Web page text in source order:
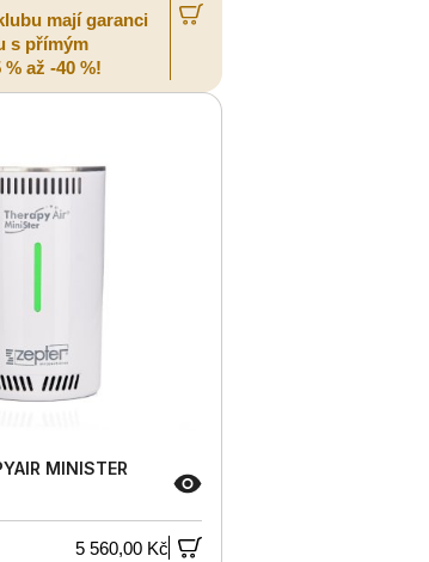
mají garanci
s přímým
až -40 %!
MINISTER
5 560,00 Kč